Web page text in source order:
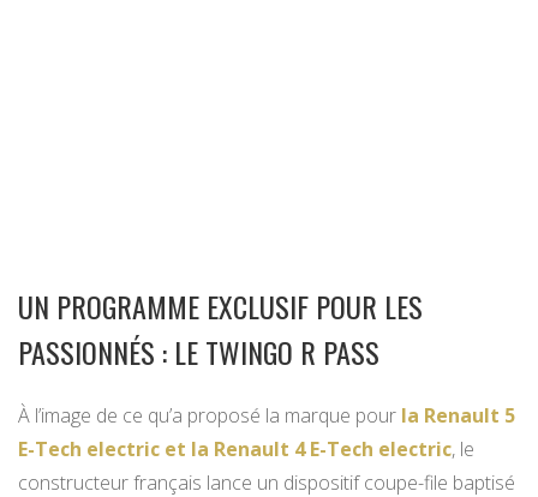
UN PROGRAMME EXCLUSIF POUR LES
PASSIONNÉS : LE TWINGO R PASS
À l’image de ce qu’a proposé la marque pour la Renault 5
E-Tech electric et la Renault 4 E-Tech electric, le
constructeur français lance un dispositif coupe-file baptisé